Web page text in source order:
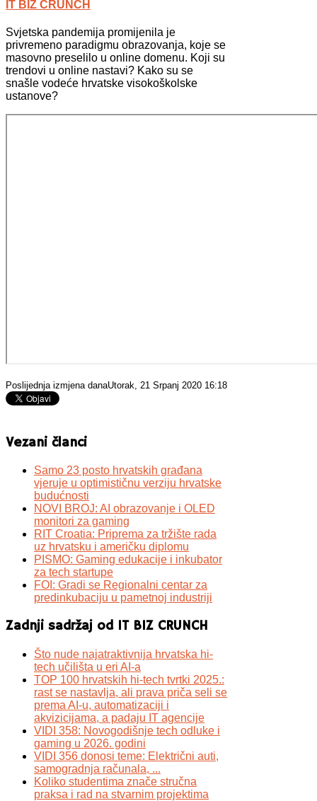
IT BIZ CRUNCH
Svjetska pandemija promijenila je
privremeno paradigmu obrazovanja, koje se
masovno preselilo u online domenu. Koji su
trendovi u online nastavi? Kako su se
snašle vodeće hrvatske visokoškolske
ustanove?
Poslijednja izmjena danaUtorak, 21 Srpanj 2020 16:18
Vezani članci
Samo 23 posto hrvatskih građana
vjeruje u optimističnu verziju hrvatske
budućnosti
NOVI BROJ: AI obrazovanje i OLED
monitori za gaming
RIT Croatia: Priprema za tržište rada
uz hrvatsku i američku diplomu
PISMO: Gaming edukacije i inkubator
za tech startupe
FOI: Gradi se Regionalni centar za
predinkubaciju u pametnoj industriji
Zadnji sadržaj od IT BIZ CRUNCH
Što nude najatraktivnija hrvatska hi-
tech učilišta u eri AI-a
TOP 100 hrvatskih hi-tech tvrtki 2025.:
rast se nastavlja, ali prava priča seli se
prema AI-u, automatizaciji i
akvizicijama, a padaju IT agencije
VIDI 358: Novogodišnje tech odluke i
gaming u 2026. godini
VIDI 356 donosi teme: Električni auti,
samogradnja računala, ...
Koliko studentima znače stručna
praksa i rad na stvarnim projektima